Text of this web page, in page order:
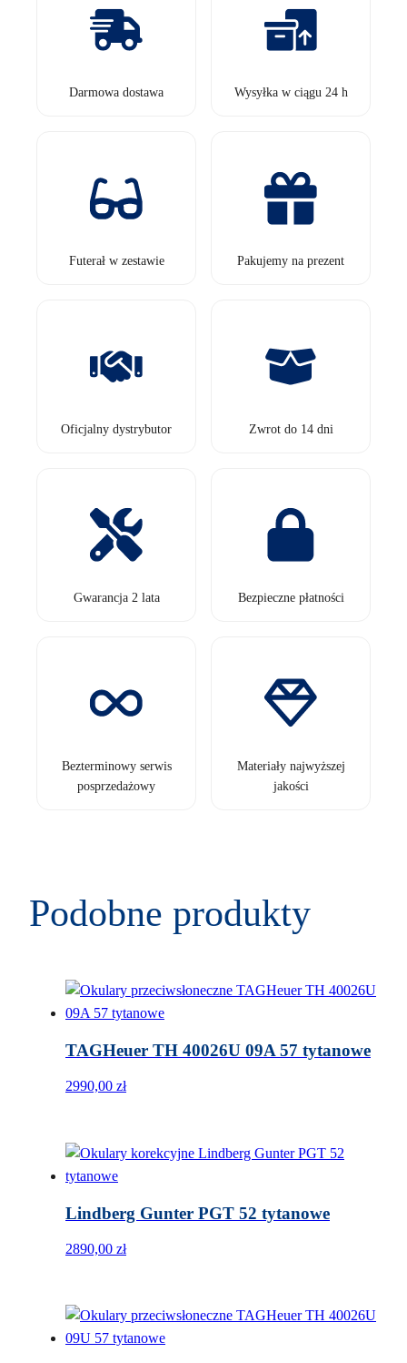
Darmowa dostawa Wysyłka w ciągu 24 h
Futerał w zestawie Pakujemy na prezent
Oficjalny dystrybutor Zwrot do 14 dni
Gwarancja 2 lata Bezpieczne płatności
Bezterminowy serwis
posprzedażowy
Materiały najwyższej
jakości
Podobne produkty
TAGHeuer TH 40026U 09A 57 tytanowe
2990,00 zł
Lindberg Gunter PGT 52 tytanowe
2890,00 zł